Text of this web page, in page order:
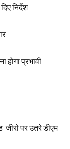
निर्देश
होगा प्रभावी
जीरो पर उतरे डीएम